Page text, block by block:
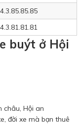
buýt ở Hội
châu, Hội an
đời xe mà bạn thuê